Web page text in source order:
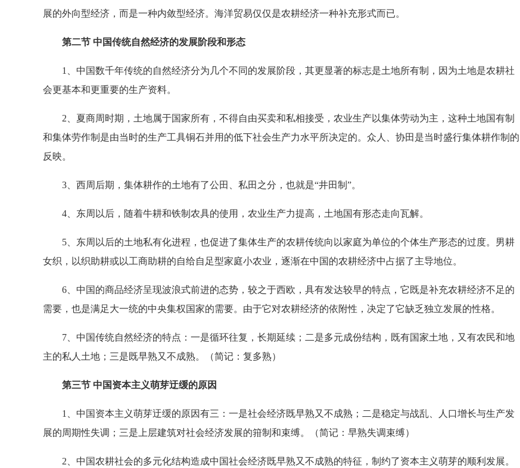
展的外向型经济，而是一种内敛型经济。海洋贸易仅仅是农耕经济一种补充形式而已。
第二节 中国传统自然经济的发展阶段和形态
1、中国数千年传统的自然经济分为几个不同的发展阶段，其更显著的标志是土地所有制，因为土地是农耕社
会更基本和更重要的生产资料。
2、夏商周时期，土地属于国家所有，不得自由买卖和私相接受，农业生产以集体劳动为主，这种土地国有制
和集体劳作制是由当时的生产工具铜石并用的低下社会生产力水平所决定的。众人、协田是当时盛行集体耕作制的
反映。
3、西周后期，集体耕作的土地有了公田、私田之分，也就是“井田制”。
4、东周以后，随着牛耕和铁制农具的使用，农业生产力提高，土地国有形态走向瓦解。
5、东周以后的土地私有化进程，也促进了集体生产的农耕传统向以家庭为单位的个体生产形态的过度。男耕
女织，以织助耕或以工商助耕的自给自足型家庭小农业，逐渐在中国的农耕经济中占据了主导地位。
6、中国的商品经济呈现波浪式前进的态势，较之于西欧，具有发达较早的特点，它既是补充农耕经济不足的
需要，也是满足大一统的中央集权国家的需要。由于它对农耕经济的依附性，决定了它缺乏独立发展的性格。
7、中国传统自然经济的特点：一是循环往复，长期延续；二是多元成份结构，既有国家土地，又有农民和地
主的私人土地；三是既早熟又不成熟。（简记：复多熟）
第三节 中国资本主义萌芽迂缓的原因
1、中国资本主义萌芽迂缓的原因有三：一是社会经济既早熟又不成熟；二是稳定与战乱、人口增长与生产发
展的周期性失调；三是上层建筑对社会经济发展的箝制和束缚。（简记：早熟失调束缚）
2、中国农耕社会的多元化结构造成中国社会经济既早熟又不成熟的特征，制约了资本主义萌芽的顺利发展。